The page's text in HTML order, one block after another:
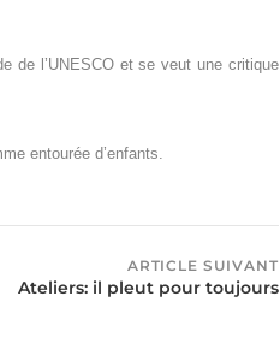
de l’UNESCO et se veut une critique
entourée d’enfants.
ARTICLE SUIVANT
Ateliers: il pleut pour toujours